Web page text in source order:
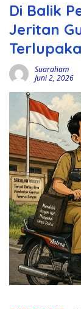
Di Balik
Jeritan
Suaraham
Juni 2, 2026